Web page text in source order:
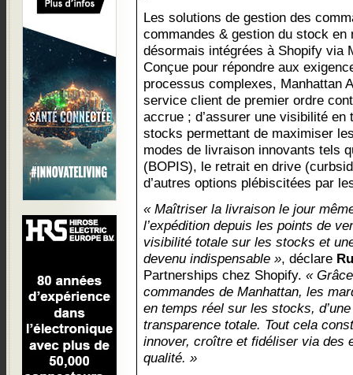
Les solutions de gestion des
commandes & gestion du stock en
désormais intégrées à Shopify via
Conçue pour répondre aux
processus complexes, Manhattan
service client de premier ordre
accrue ; d’assurer une visibilité en
stocks permettant de maximiser
modes de livraison innovants tels
(BOPIS), le retrait en drive
d’autres options plébiscitées par
« Maîtriser la livraison le jour
l’expédition depuis les points de
visibilité totale sur les stocks et
devenu indispensable », déclare
Partnerships chez Shopify. «
commandes de Manhattan, les
en temps réel sur les stocks,
transparence totale. Tout cela
innover, croître et fidéliser via des
qualité. »